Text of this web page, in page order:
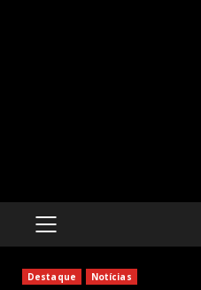
PRIMARY
Destaque Notícias